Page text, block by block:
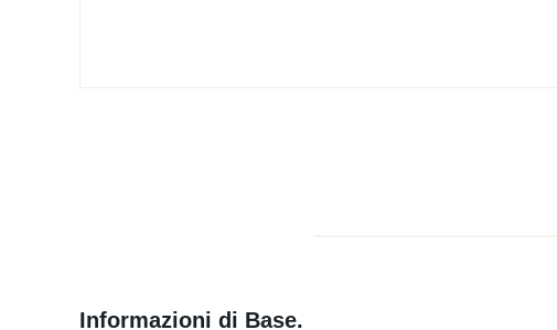
Informazioni di Base.